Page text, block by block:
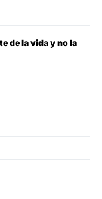
de la vida y no la